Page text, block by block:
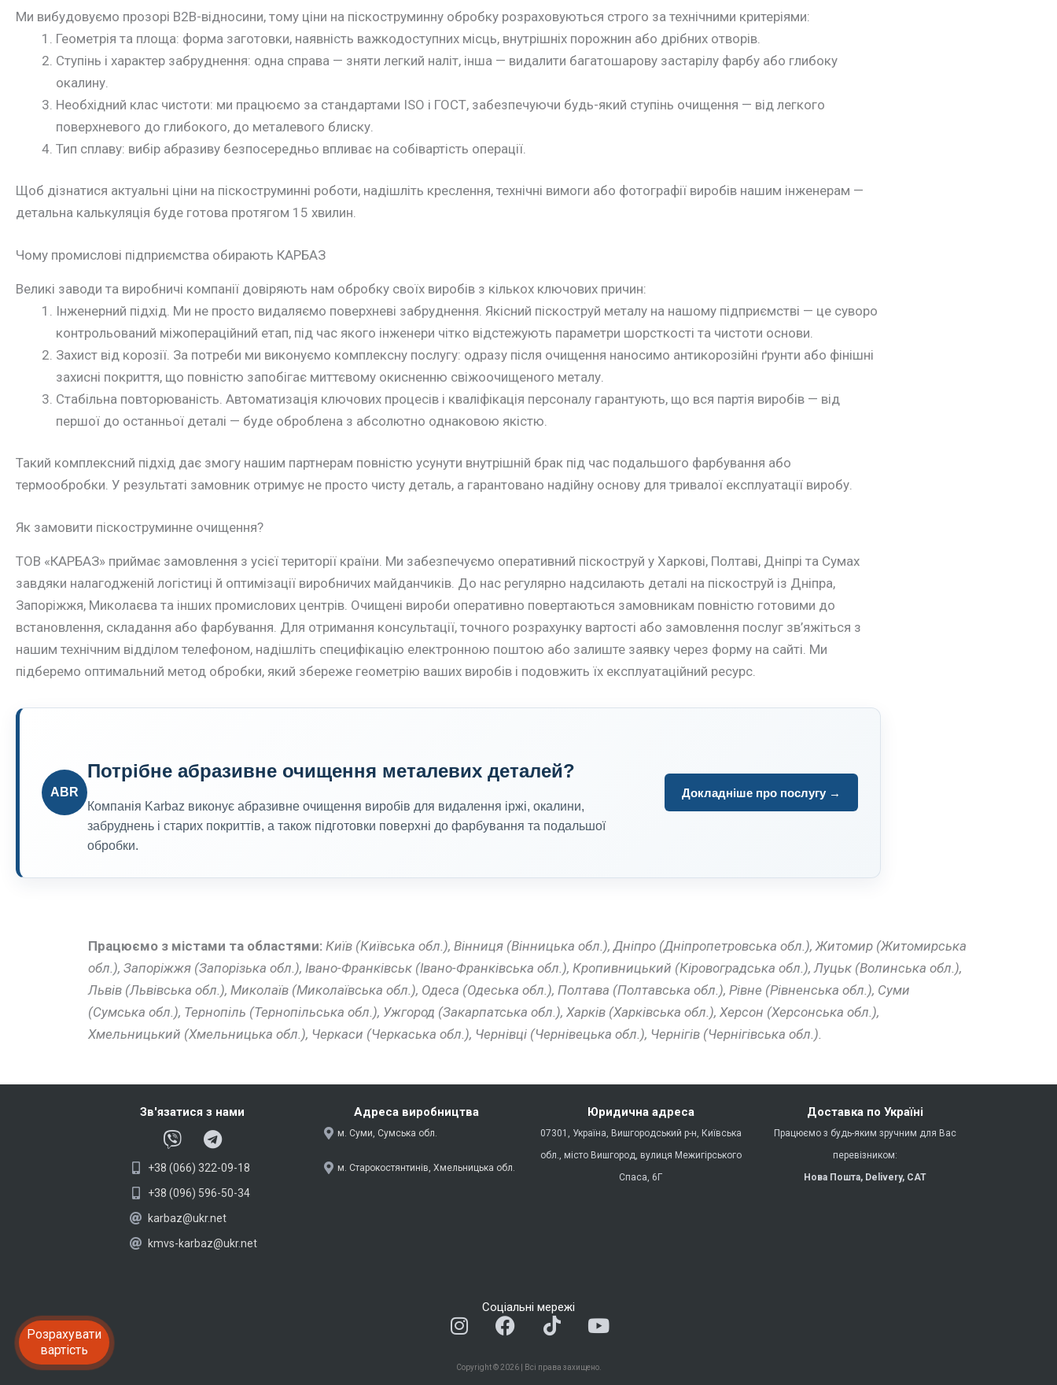
Ми вибудовуємо прозорі B2B-відносини, тому ціни на піскоструминну обробку розраховуються строго за технічними критеріями:
Геометрія та площа: форма заготовки, наявність важкодоступних місць, внутрішніх порожнин або дрібних отворів.
Ступінь і характер забруднення: одна справа — зняти легкий наліт, інша — видалити багатошарову застарілу фарбу або глибоку
окалину.
Необхідний клас чистоти: ми працюємо за стандартами ISO і ГОСТ, забезпечуючи будь-який ступінь очищення — від легкого
поверхневого до глибокого, до металевого блиску.
Тип сплаву: вибір абразиву безпосередньо впливає на собівартість операції.
Щоб дізнатися актуальні ціни на піскоструминні роботи, надішліть креслення, технічні вимоги або фотографії виробів нашим інженерам —
детальна калькуляція буде готова протягом 15 хвилин.
Чому промислові підприємства обирають КАРБАЗ
Великі заводи та виробничі компанії довіряють нам обробку своїх виробів з кількох ключових причин:
Інженерний підхід. Ми не просто видаляємо поверхневі забруднення. Якісний піскоструй металу на нашому підприємстві — це суворо
контрольований міжопераційний етап, під час якого інженери чітко відстежують параметри шорсткості та чистоти основи.
Захист від корозії. За потреби ми виконуємо комплексну послугу: одразу після очищення наносимо антикорозійні ґрунти або фінішні
захисні покриття, що повністю запобігає миттєвому окисненню свіжоочищеного металу.
Стабільна повторюваність. Автоматизація ключових процесів і кваліфікація персоналу гарантують, що вся партія виробів — від
першої до останньої деталі — буде оброблена з абсолютно однаковою якістю.
Такий комплексний підхід дає змогу нашим партнерам повністю усунути внутрішній брак під час подальшого фарбування або
термообробки. У результаті замовник отримує не просто чисту деталь, а гарантовано надійну основу для тривалої експлуатації виробу.
Як замовити піскоструминне очищення?
ТОВ «КАРБАЗ» приймає замовлення з усієї території країни. Ми забезпечуємо оперативний піскоструй у Харкові, Полтаві, Дніпрі та Сумах
завдяки налагодженій логістиці й оптимізації виробничих майданчиків. До нас регулярно надсилають деталі на піскоструй із Дніпра,
Запоріжжя, Миколаєва та інших промислових центрів. Очищені вироби оперативно повертаються замовникам повністю готовими до
встановлення, складання або фарбування. Для отримання консультації, точного розрахунку вартості або замовлення послуг зв’яжіться з
нашим технічним відділом телефоном, надішліть специфікацію електронною поштою або залиште заявку через форму на сайті. Ми
підберемо оптимальний метод обробки, який збереже геометрію ваших виробів і подовжить їх експлуатаційний ресурс.
ABR
Потрібне абразивне очищення металевих деталей?
Компанія Karbaz виконує абразивне очищення виробів для видалення іржі, окалини,
забруднень і старих покриттів, а також підготовки поверхні до фарбування та подальшої
обробки.
Докладніше про послугу →
Працюємо з містами та областями: Київ (Київська обл.), Вінниця (Вінницька обл.), Дніпро (Дніпропетровська обл.), Житомир (Житомирська
обл.), Запоріжжя (Запорізька обл.), Івано-Франківськ (Івано-Франківська обл.), Кропивницький (Кіровоградська обл.), Луцьк (Волинська обл.),
Львів (Львівська обл.), Миколаїв (Миколаївська обл.), Одеса (Одеська обл.), Полтава (Полтавська обл.), Рівне (Рівненська обл.), Суми
(Сумська обл.), Тернопіль (Тернопільська обл.), Ужгород (Закарпатська обл.), Харків (Харківська обл.), Херсон (Херсонська обл.),
Хмельницький (Хмельницька обл.), Черкаси (Черкаська обл.), Чернівці (Чернівецька обл.), Чернігів (Чернігівська обл.).
Зв'язатися з нами
V
i
b
e
r
T
e
l
e
g
r
a
+38 (066) 322-09-18
+38 (096) 596-50-34
karbaz@ukr.net
kmvs-karbaz@ukr.net
Адреса виробництва
м. Суми, Сумська обл.
м. Старокостянтинів, Хмельницька обл.
Юридична адреса
07301, Україна, Вишгородський р-н, Київська
обл., місто Вишгород, вулиця Межигірського
Спаса, 6Г
Доставка по Україні
Працюємо з будь-яким зручним для Вас
перевізником:
Нова Пошта, Delivery, CAT
Соціальні мережі
I
n
t
F
a
e
T
i
t
Y
o
t
Copyright © 2026 | Всі права захищено.
Розрахувати
вартість